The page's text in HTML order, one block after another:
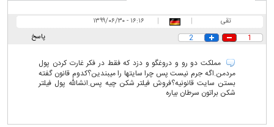
تقی |
|
۱۶:۱۶ - ۱۳۹۹/۰۶/۳۰
پاسخ
1
2
مملکت دو رو و دروغگو و دزد که فقط در فکر غارت کردن پول
مردمن.اگه جرم نیست پس چرا سایتها را میبندین؟کدوم قانون گفته
بستن سایت قانونیه؟فروش فیلتر شکن چیه پس.انشالله پول فیلتر
شکن براتون سرطان بیاره